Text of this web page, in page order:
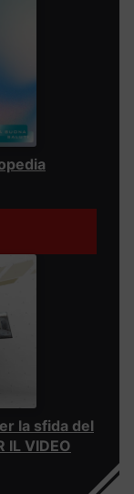
la sfida del
IL VIDEO